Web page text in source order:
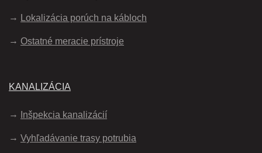
Lokalizácia porúch na kábloch
Ostatné meracie prístroje
KANALIZÁCIA
Inšpekcia kanalizácií
Vyhľadávanie trasy potrubia